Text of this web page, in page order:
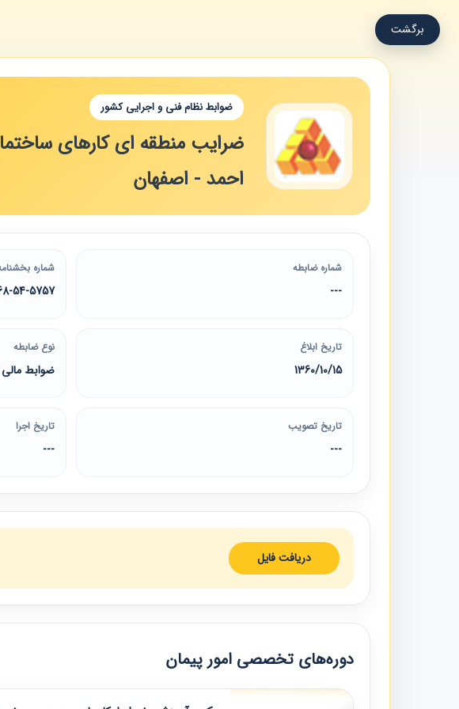
برگشت
ضوابط نظام فنی و اجرایی کشور
ضرایب منطقه ای کارهای
احمد - اصفهان
شماره ضابطه
---
شماره
54-5757
تاریخ ابلاغ
1360/10/15
نوع ضابطه
ضوابط مالی
تاریخ تصویب
---
تاریخ اجرا
---
دریافت فایل
دوره‌های تخصصی امور پیمان